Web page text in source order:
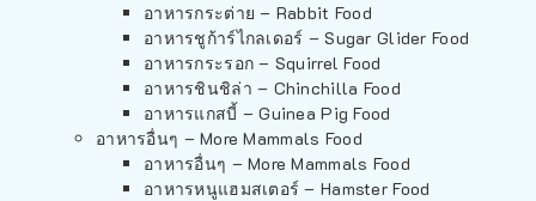
อาหารกระต่าย – Rabbit Food
อาหารชูก้าร์ไกลเดอร์ – Sugar Glider Food
อาหารกระรอก – Squirrel Food
อาหารชินชิล่า – Chinchilla Food
อาหารแกสบี้ – Guinea Pig Food
อาหารอื่นๆ – More Mammals Food
อาหารอื่นๆ – More Mammals Food
อาหารหนูแฮมสเตอร์ – Hamster Food